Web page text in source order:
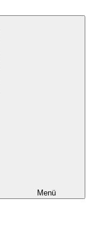
Menü